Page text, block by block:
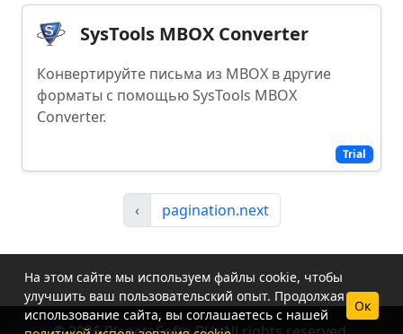
Trial
SysTools MBOX Converter
Конвертируйте письма из MBOX в другие
форматы с помощью SysTools MBOX
Converter.
‹ pagination.next
На этом сайте мы используем файлы cookie, чтобы
улучшить ваш пользовательский опыт. Продолжая
использование сайта, вы соглашаетесь с нашей
Ок